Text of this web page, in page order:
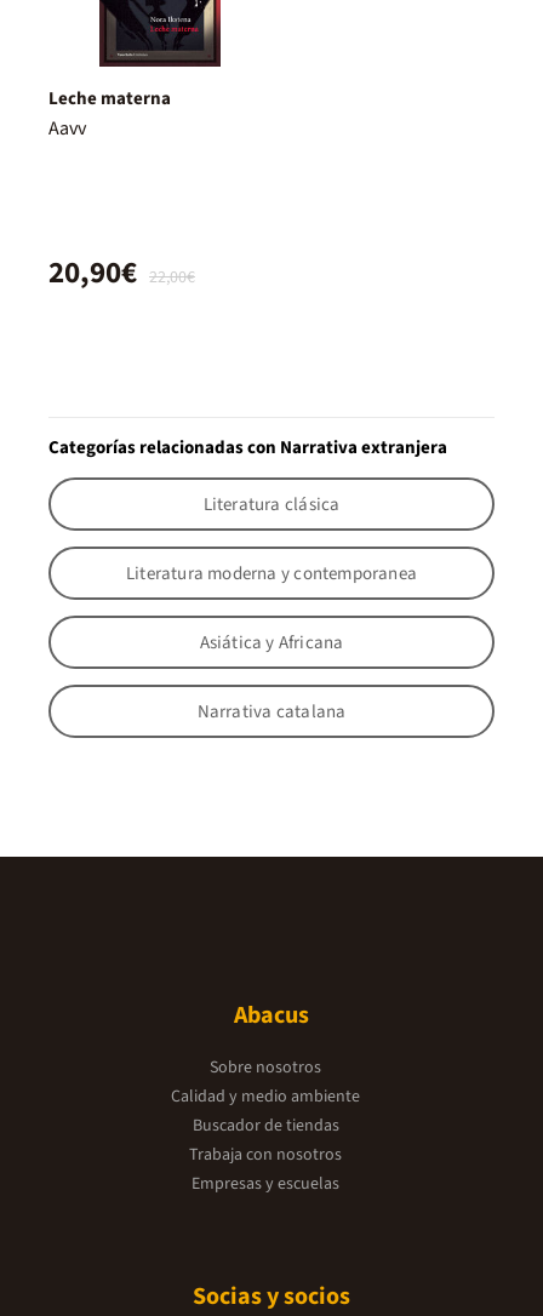
Leche materna
Aavv
22,00€
20,90€
Categorías relacionadas con Narrativa extranjera
Literatura clásica
Literatura moderna y contemporanea
Asiática y Africana
Narrativa catalana
Abacus
Sobre nosotros
Calidad y medio ambiente
Buscador de tiendas
Trabaja con nosotros
Empresas y escuelas
Socias y socios